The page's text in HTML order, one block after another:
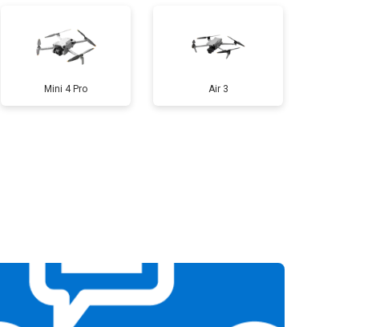
от 3600 ₽
Mini 4 Pro Air 3